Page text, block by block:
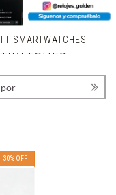
SMARTWATCHES
30% OFF